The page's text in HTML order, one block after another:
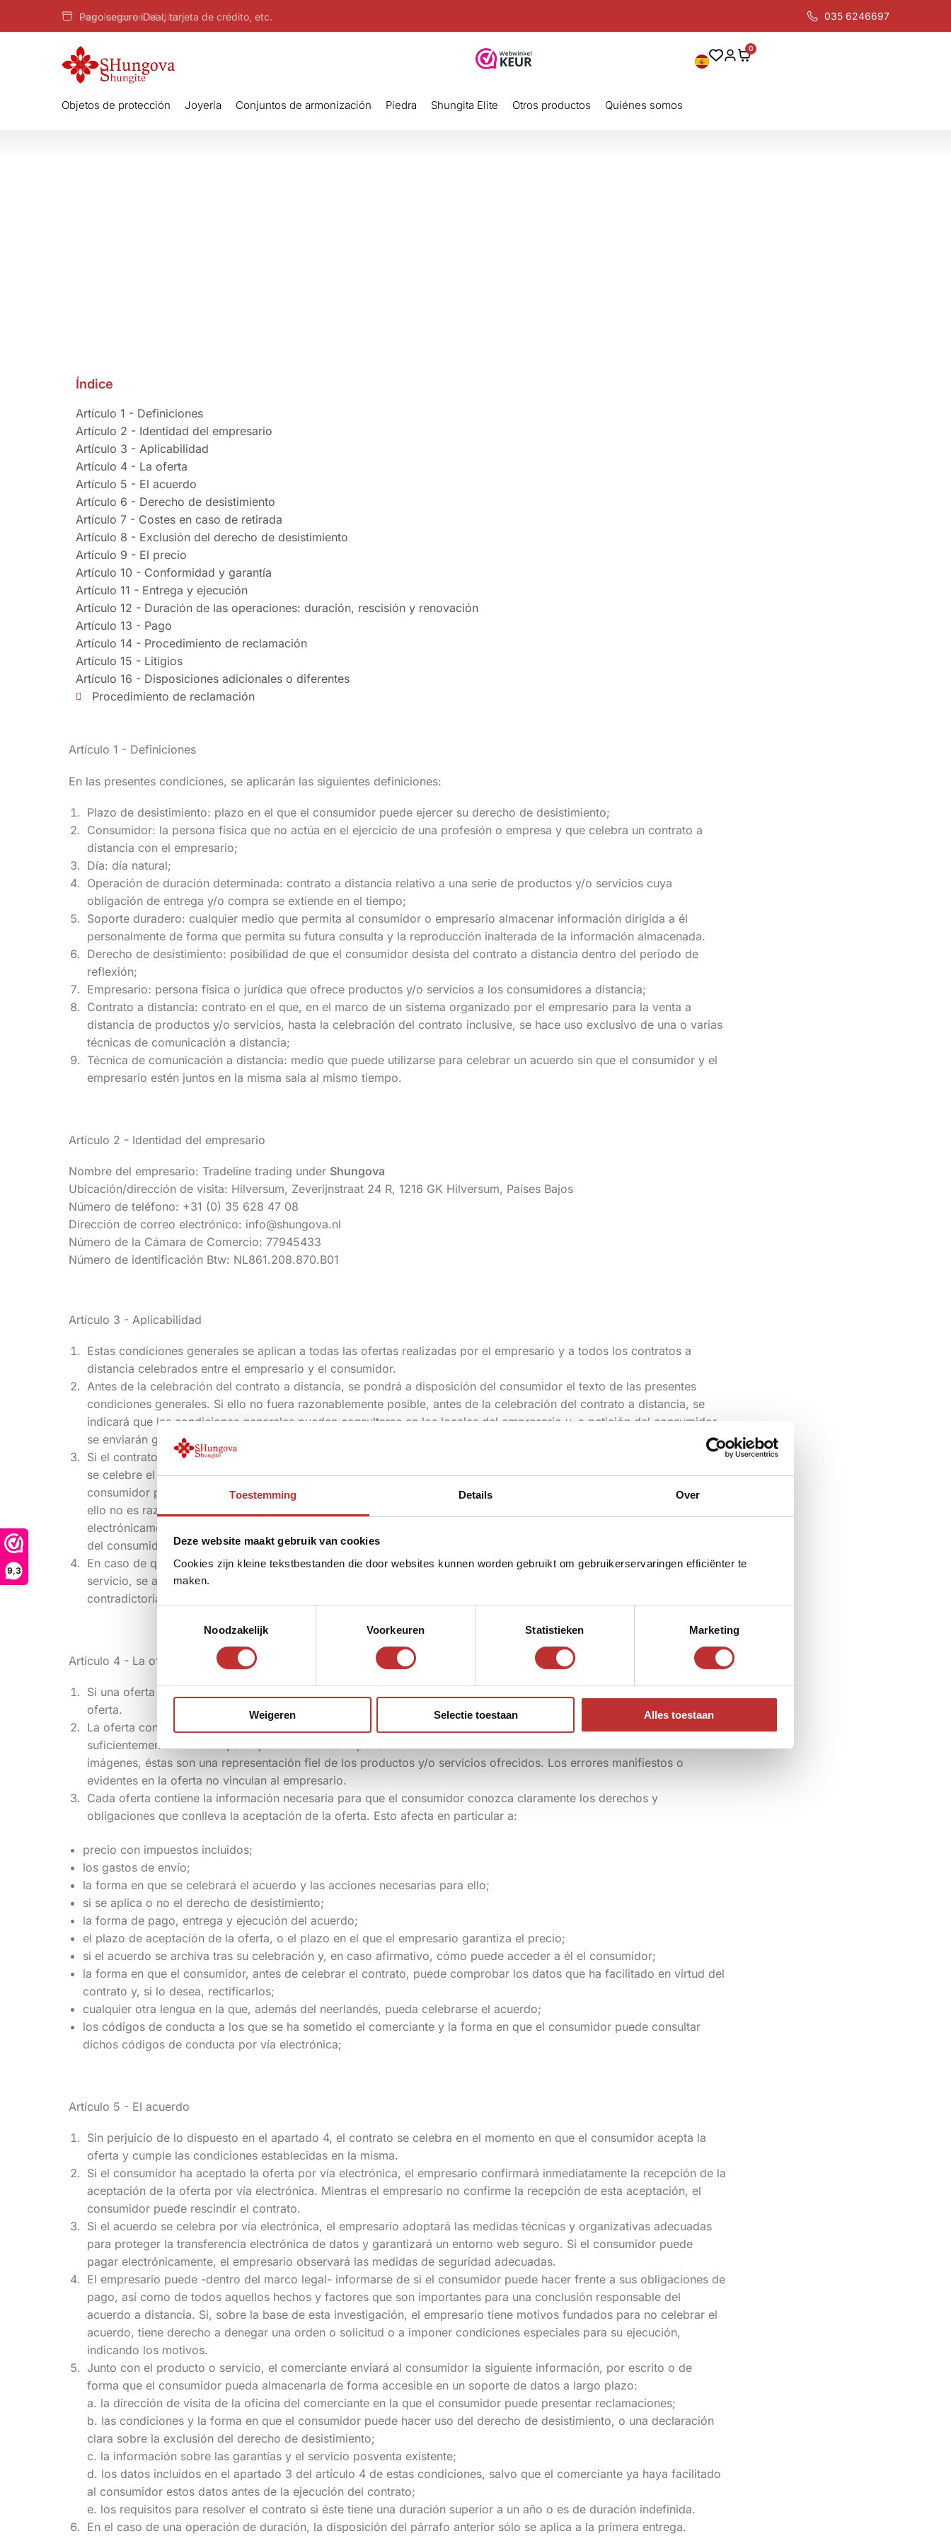
9,3
Toestemming Details Over
Deze website maakt gebruik van cookies
Cookies zijn kleine tekstbestanden die door websites kunnen worden gebruikt om gebruikerservaringen efficiënter te
maken.
s
m
i
n
g
s
s
l
e
c
t
i
e
Noodzakelijk Voorkeuren Statistieken Marketing
Weigeren Selectie toestaan Alles toestaan
Devolución en 14 días 035 6246697
0
Objetos de protección Joyería Conjuntos de armonización Piedra Shungita Elite Otros productos Quiénes somos
Índice
Artículo 1 - Definiciones
Artículo 2 - Identidad del empresario
Artículo 3 - Aplicabilidad
Artículo 4 - La oferta
Artículo 5 - El acuerdo
Artículo 6 - Derecho de desistimiento
Artículo 7 - Costes en caso de retirada
Artículo 8 - Exclusión del derecho de desistimiento
Artículo 9 - El precio
Artículo 10 - Conformidad y garantía
Artículo 11 - Entrega y ejecución
Artículo 12 - Duración de las operaciones: duración, rescisión y renovación
Artículo 13 - Pago
Artículo 14 - Procedimiento de reclamación
Artículo 15 - Litigios
Artículo 16 - Disposiciones adicionales o diferentes
Procedimiento de reclamación
Artículo 1 - Definiciones
En las presentes condiciones, se aplicarán las siguientes definiciones:
Plazo de desistimiento: plazo en el que el consumidor puede ejercer su derecho de desistimiento;
Consumidor: la persona física que no actúa en el ejercicio de una profesión o empresa y que celebra un contrato a
distancia con el empresario;
Día: día natural;
Operación de duración determinada: contrato a distancia relativo a una serie de productos y/o servicios cuya
obligación de entrega y/o compra se extiende en el tiempo;
Soporte duradero: cualquier medio que permita al consumidor o empresario almacenar información dirigida a él
personalmente de forma que permita su futura consulta y la reproducción inalterada de la información almacenada.
Derecho de desistimiento: posibilidad de que el consumidor desista del contrato a distancia dentro del periodo de
reflexión;
Empresario: persona física o jurídica que ofrece productos y/o servicios a los consumidores a distancia;
Contrato a distancia: contrato en el que, en el marco de un sistema organizado por el empresario para la venta a
distancia de productos y/o servicios, hasta la celebración del contrato inclusive, se hace uso exclusivo de una o varias
técnicas de comunicación a distancia;
Técnica de comunicación a distancia: medio que puede utilizarse para celebrar un acuerdo sin que el consumidor y el
empresario estén juntos en la misma sala al mismo tiempo.
Artículo 2 - Identidad del empresario
Nombre del empresario: Tradeline trading under Shungova
Ubicación/dirección de visita: Hilversum, Zeverijnstraat 24 R, 1216 GK Hilversum, Países Bajos
Número de teléfono: +31 (0) 35 628 47 08
Dirección de correo electrónico: info@shungova.nl
Número de la Cámara de Comercio: 77945433
Número de identificación Btw: NL861.208.870.B01
Artículo 3 - Aplicabilidad
Estas condiciones generales se aplican a todas las ofertas realizadas por el empresario y a todos los contratos a
distancia celebrados entre el empresario y el consumidor.
Antes de la celebración del contrato a distancia, se pondrá a disposición del consumidor el texto de las presentes
condiciones generales. Si ello no fuera razonablemente posible, antes de la celebración del contrato a distancia, se
indicará que las condiciones generales pueden consultarse en los locales del empresario y, a petición del consumidor,
se enviarán gratuitamente lo antes posible.
Si el contrato a distancia se celebra por vía electrónica, no obstante lo dispuesto en el párrafo anterior y antes de que
se celebre el contrato a distancia, el texto de las presentes condiciones generales podrá ponerse a disposición del
consumidor por vía electrónica de forma que éste pueda almacenarlo fácilmente en un soporte de datos duradero. Si
ello no es razonablemente posible, antes de celebrar el contrato a distancia se indicará dónde pueden consultarse
electrónicamente las condiciones generales y que se enviarán por vía electrónica o de otra forma gratuita a petición
del consumidor.
En caso de que, además de las presentes condiciones generales, se apliquen condiciones específicas del producto o
servicio, se aplicarán mutatis mutandis los párrafos segundo y tercero y, en caso de condiciones generales
contradictorias, el consumidor podrá acogerse siempre a la disposición aplicable que le resulte más favorable.
Artículo 4 - La oferta
Si una oferta tiene un periodo de validez limitado o está sujeta a condiciones, esto se indicará expresamente en la
oferta.
La oferta contiene una descripción completa y precisa de los productos y/o servicios ofrecidos. La descripción es
suficientemente detallada para que el consumidor pueda evaluar correctamente la oferta. Si el comerciante utiliza
imágenes, éstas son una representación fiel de los productos y/o servicios ofrecidos. Los errores manifiestos o
evidentes en la oferta no vinculan al empresario.
Cada oferta contiene la información necesaria para que el consumidor conozca claramente los derechos y
obligaciones que conlleva la aceptación de la oferta. Esto afecta en particular a:
precio con impuestos incluidos;
los gastos de envío;
la forma en que se celebrará el acuerdo y las acciones necesarias para ello;
si se aplica o no el derecho de desistimiento;
la forma de pago, entrega y ejecución del acuerdo;
el plazo de aceptación de la oferta, o el plazo en el que el empresario garantiza el precio;
si el acuerdo se archiva tras su celebración y, en caso afirmativo, cómo puede acceder a él el consumidor;
la forma en que el consumidor, antes de celebrar el contrato, puede comprobar los datos que ha facilitado en virtud del
contrato y, si lo desea, rectificarlos;
cualquier otra lengua en la que, además del neerlandés, pueda celebrarse el acuerdo;
los códigos de conducta a los que se ha sometido el comerciante y la forma en que el consumidor puede consultar
dichos códigos de conducta por vía electrónica;
Artículo 5 - El acuerdo
Sin perjuicio de lo dispuesto en el apartado 4, el contrato se celebra en el momento en que el consumidor acepta la
oferta y cumple las condiciones establecidas en la misma.
Si el consumidor ha aceptado la oferta por vía electrónica, el empresario confirmará inmediatamente la recepción de la
aceptación de la oferta por vía electrónica. Mientras el empresario no confirme la recepción de esta aceptación, el
consumidor puede rescindir el contrato.
Si el acuerdo se celebra por vía electrónica, el empresario adoptará las medidas técnicas y organizativas adecuadas
para proteger la transferencia electrónica de datos y garantizará un entorno web seguro. Si el consumidor puede
pagar electrónicamente, el empresario observará las medidas de seguridad adecuadas.
El empresario puede -dentro del marco legal- informarse de si el consumidor puede hacer frente a sus obligaciones de
pago, así como de todos aquellos hechos y factores que son importantes para una conclusión responsable del
acuerdo a distancia. Si, sobre la base de esta investigación, el empresario tiene motivos fundados para no celebrar el
acuerdo, tiene derecho a denegar una orden o solicitud o a imponer condiciones especiales para su ejecución,
indicando los motivos.
Junto con el producto o servicio, el comerciante enviará al consumidor la siguiente información, por escrito o de
forma que el consumidor pueda almacenarla de forma accesible en un soporte de datos a largo plazo:
a. la dirección de visita de la oficina del comerciante en la que el consumidor puede presentar reclamaciones;
b. las condiciones y la forma en que el consumidor puede hacer uso del derecho de desistimiento, o una declaración
clara sobre la exclusión del derecho de desistimiento;
c. la información sobre las garantías y el servicio posventa existente;
d. los datos incluidos en el apartado 3 del artículo 4 de estas condiciones, salvo que el comerciante ya haya facilitado
al consumidor estos datos antes de la ejecución del contrato;
e. los requisitos para resolver el contrato si éste tiene una duración superior a un año o es de duración indefinida.
En el caso de una operación de duración, la disposición del párrafo anterior sólo se aplica a la primera entrega.